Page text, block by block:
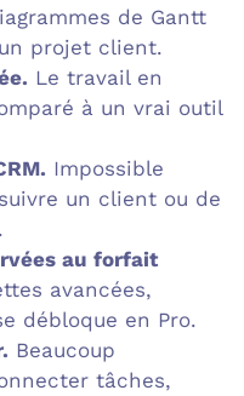
de Gantt
projet client.
Le travail en
à un vrai outil
Impossible
un client ou de
au forfait
avancées,
débloque en Pro.
Beaucoup
tâches,